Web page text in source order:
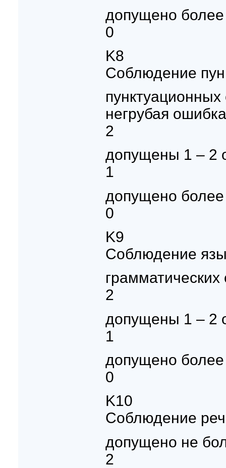
допущено
0
K8
Соблюдение
негрубая
2
допущены 1 – 2
1
допущено
0
K9
Соблюдение
2
допущены 1 – 2
1
допущено
0
K10
Соблюдение
допущено не
2